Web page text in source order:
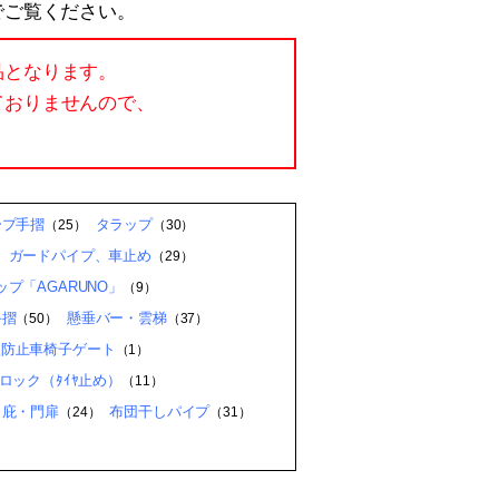
覧ください。
なります。
りませんので、
手摺 （25） タラップ（30）
ガードパイプ、車止め （29）
「AGARUNO」 （9）
（50） 懸垂バー・雲梯（37）
止車椅子ゲート （1）
ック（ﾀｲﾔ止め） （11）
・門扉（24） 布団干しパイプ （31）